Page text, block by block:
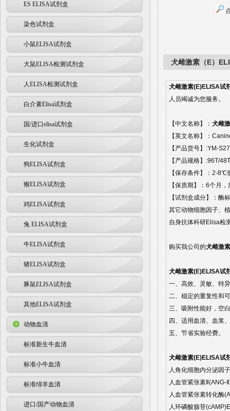
ES ELISA试剂盒
染色试剂盒
小鼠ELISA试剂盒
大鼠ELISA检测试剂盒
人ELISA检测试剂盒
白介素Elisa试剂盒
国/进口elisa试剂盒
生化试剂盒
狗ELISA试剂盒
猴ELISA试剂盒
鸡ELISA试剂盒
兔 ELISA试剂盒
牛ELISA试剂盒
猪ELISA试剂盒
豚鼠ELISA试剂盒
其他ELISA试剂盒
动物血清
标准新生牛血清
标准小牛血清
标准绵羊血清
进口/国产动物血清
犬雌激素（E）
犬雌激素(E)ELISA试
人员竭诚为您服务。
【中文名称】： 犬雌
【英文名称】：
【产品货号】:YM-
【产品规格】:96T/
【保存条件】：2-8℃
【保质期】：6个月
【试剂盒成分】：酶
其它动物细胞因子、
自身抗体科研Elisa检
购买我公司的犬雌激
犬雌激素(E)ELISA试
一、高效、灵敏、特
二、稳定的重复性和
三、吸附性能好，空
四、适用血清、血浆
五、节省实验经费。
犬雌激素(E)ELISA试
人角化细胞内分泌因
人血管紧张素Ⅱ(ANG-
人血管紧张素转化酶
人环磷酸腺苷